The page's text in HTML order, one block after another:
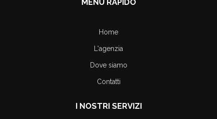
MENU RAPIDO
Home
L'agenzia
Dove siamo
Contatti
I NOSTRI SERVIZI